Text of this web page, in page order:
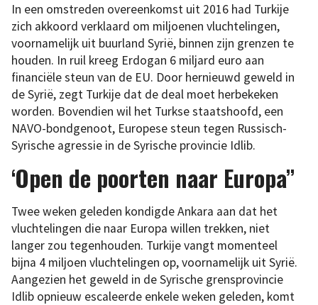
In een omstreden overeenkomst uit 2016 had Turkije
zich akkoord verklaard om miljoenen vluchtelingen,
voornamelijk uit buurland Syrië, binnen zijn grenzen te
houden. In ruil kreeg Erdogan 6 miljard euro aan
financiële steun van de EU. Door hernieuwd geweld in
de Syrië, zegt Turkije dat de deal moet herbekeken
worden. Bovendien wil het Turkse staatshoofd, een
NAVO-bondgenoot, Europese steun tegen Russisch-
Syrische agressie in de Syrische provincie Idlib.
‘Open de poorten naar Europa”
Twee weken geleden kondigde Ankara aan dat het
vluchtelingen die naar Europa willen trekken, niet
langer zou tegenhouden. Turkije vangt momenteel
bijna 4 miljoen vluchtelingen op, voornamelijk uit Syrië.
Aangezien het geweld in de Syrische grensprovincie
Idlib opnieuw escaleerde enkele weken geleden, komt